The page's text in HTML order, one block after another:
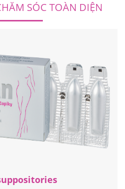
SÓC TOÀN DIỆN